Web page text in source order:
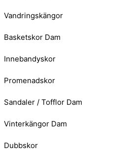
Vandringskängor
Basketskor Dam
Innebandyskor
Promenadskor
Sandaler / Tofflor Dam
Vinterkängor Dam
Dubbskor